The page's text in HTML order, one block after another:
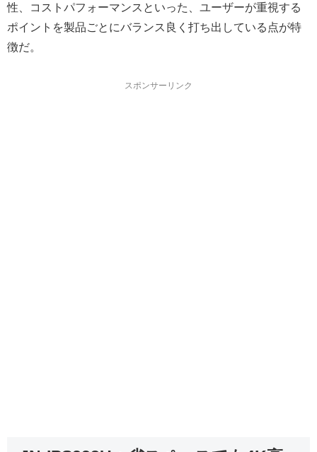
性、コストパフォーマンスといった、ユーザーが重視する
ポイントを製品ごとにバランス良く打ち出している点が特
徴だ。
スポンサーリンク